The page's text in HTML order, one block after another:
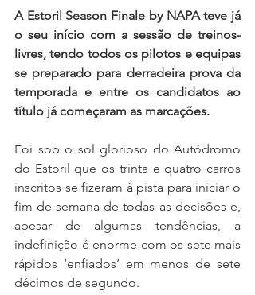
A Estoril Season Finale by NAPA teve já
o seu início com a sessão de treinos-
livres, tendo todos os pilotos e equipas
se preparado para derradeira prova da
temporada e entre os candidatos ao
título já começaram as marcações.
Foi sob o sol glorioso do Autódromo
do Estoril que os trinta e quatro carros
inscritos se fizeram à pista para iniciar o
fim-de-semana de todas as decisões e,
apesar de algumas tendências, a
indefinição é enorme com os sete mais
rápidos ‘enfiados’ em menos de sete
décimos de segundo.